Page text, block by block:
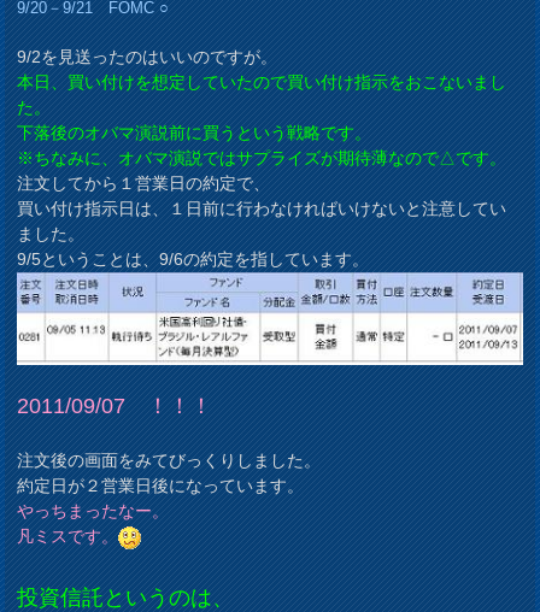
9/20－9/21 FOMC ○
9/2を見送ったのはいいのですが。
本日、買い付けを想定していたので買い付け指示をおこないまし
た。
下落後のオバマ演説前に買うという戦略です。
※ちなみに、オバマ演説ではサプライズが期待薄なので△です。
注文してから１営業日の約定で、
買い付け指示日は、１日前に行わなければいけないと注意してい
ました。
9/5ということは、9/6の約定を指しています。
2011/09/07 ！！！
注文後の画面をみてびっくりしました。
約定日が２営業日後になっています。
やっちまったなー。
凡ミスです。
投資信託というのは、